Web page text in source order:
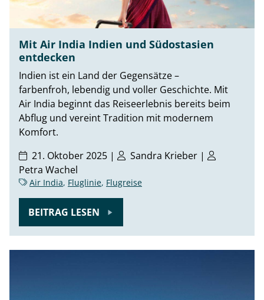
Mit Air India Indien und Südostasien
entdecken
Indien ist ein Land der Gegensätze –
farbenfroh, lebendig und voller Geschichte. Mit
Air India beginnt das Reiseerlebnis bereits beim
Abflug und vereint Tradition mit modernem
Komfort.
21. Oktober 2025 |
Sandra Krieber |
Petra Wachel
Air India, Fluglinie, Flugreise
BEITRAG LESEN